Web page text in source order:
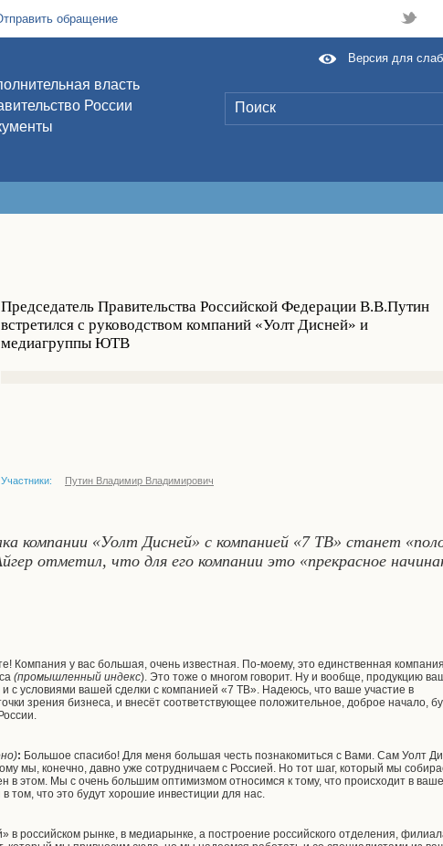
обращение t
власть
России
Версия для
Председатель Правительства Российской Федерации В.В.Путин
встретился с руководством компаний «Уолт Дисней» и
медиагруппы ЮТВ
Участники: Путин Владимир Владимирович
компании «Уолт Дисней» с компанией «7 ТВ» станет
отметил, что для его компании это «прекрасное
Компания у вас большая, очень известная. По-моему, это единственная
(промышленный индекс). Это тоже о многом говорит. Ну и вообще, продукцию
с условиями вашей сделки с компанией «7 ТВ». Надеюсь, что ваше участие в
зрения бизнеса, и внесёт соответствующее положительное, доброе начало,
: Большое спасибо! Для меня большая честь познакомиться с Вами. Сам Уолт
мы, конечно, давно уже сотрудничаем с Россией. Но тот шаг, который мы
в этом. Мы с очень большим оптимизмом относимся к тому, что происходит в
том, что это будут хорошие инвестиции для нас.
в российском рынке, в медиарынке, а построение российского отделения,